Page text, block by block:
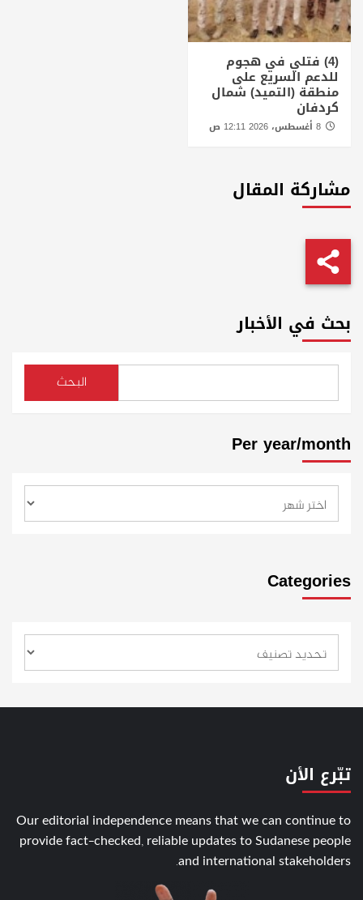
(4) فتلي في هجوم
للدعم السريع على
منطقة (التميد) شمال
كردفان
مشاركة المقال
بحث في الأخبار
البحث
Per year/month
Categories
تبّرع الأن
Our editorial independence means that we can continue to
provide fact-checked, reliable updates to Sudanese people
and international stakeholders.